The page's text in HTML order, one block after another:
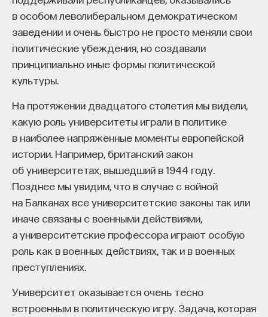
в особом леволиберальном демократическом
заведении и очень быстро не просто меняли свои
политические убеждения, но создавали
принципиально иные формы политической
культуры.
На протяжении двадцатого столетия мы видели,
какую роль университеты играли в политике
в наиболее напряженные моменты европейской
истории. Например, британский закон
об университетах, вышедший в 1944 году.
Позднее мы увидим, что в случае с войной
на Балканах все университетские законы так или
иначе связаны с военными действиями,
а университетские профессора играют особую
роль как в военных действиях, так и в военных
преступлениях.
Университет оказывается очень тесно
встроенным в политическую игру. Задача, которая